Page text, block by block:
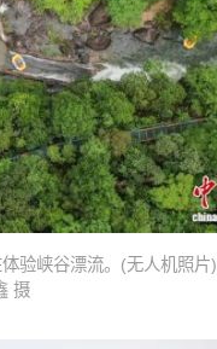
验峡谷漂流。(无人机照片
摄